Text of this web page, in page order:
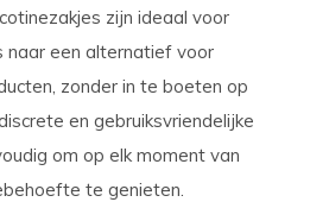
zijn ideaal voor
naar een alternatief voor
zonder in te boeten op
en gebruiksvriendelijke
om op elk moment van
te genieten.